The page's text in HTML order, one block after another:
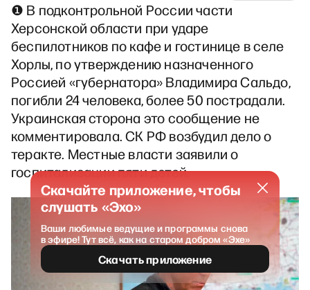
❶ В подконтрольной России части
Херсонской области при ударе
беспилотников по кафе и гостинице в селе
Хорлы, по утверждению назначенного
Россией «губернатора» Владимира Сальдо,
погибли 24 человека, более 50 пострадали.
Украинская сторона это сообщение не
комментировала. СК РФ возбудил дело о
теракте. Местные власти заявили о
госпитализации пяти детей.
Скачайте приложение, чтобы
слушать «Эхо»
Ваши любимые ведущие и программы снова
в эфире! Тут всё, как на старом добром «Эхе»
Скачать приложение